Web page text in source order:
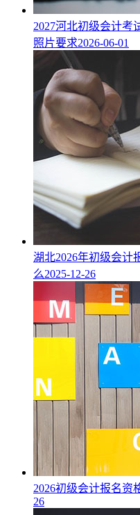
2027河北初级会计考
照片要求2026-06-01
湖北2026年初级会计
么2025-12-26
2026初级会计报名资
26